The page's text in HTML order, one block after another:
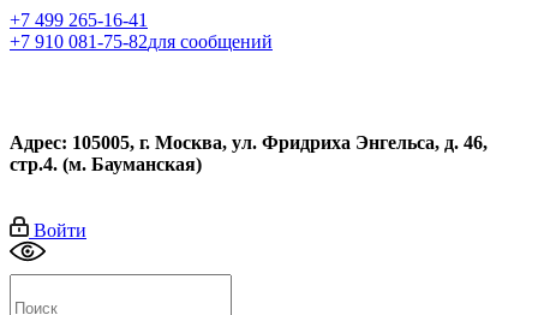
+7 499 265-16-41
+7 910 081-75-82для сообщений
Адрес: 105005, г. Москва, ул. Фридриха Энгельса, д. 46,
стр.4. (м. Бауманская)
Войти